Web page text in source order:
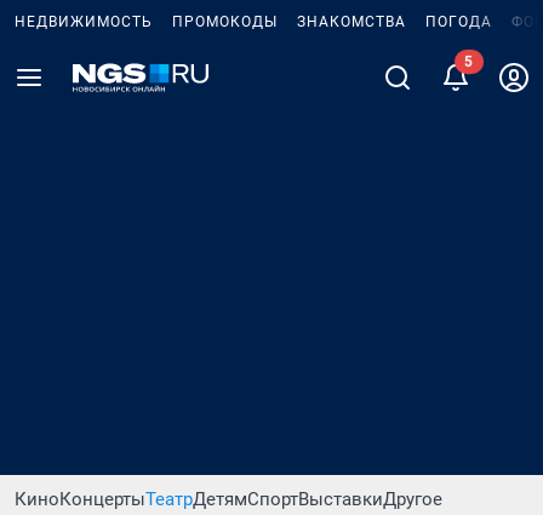
НЕДВИЖИМОСТЬ ПРОМОКОДЫ ЗНАКОМСТВА ПОГОДА
КиноКонцертыТеатрДетямСпортВыставкиДругое